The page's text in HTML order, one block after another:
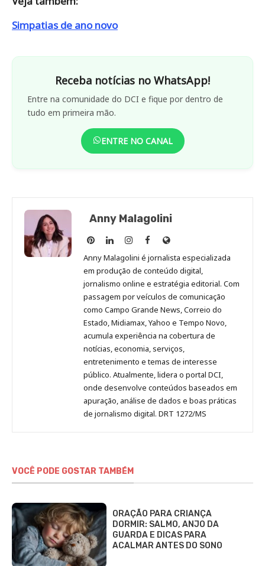
Simpatias de ano novo
Receba notícias no WhatsApp!
Entre na comunidade do DCI e fique por dentro de
tudo em primeira mão.
ENTRE NO CANAL
Anny Malagolini
Anny
Malagolini
no
Pinterest
Anny
Malagolini
no
LinkedIn
Anny
Malagolini
no
Instagram
Anny
Malagolini
no
Facebook
Site
de
Anny
Malagolini
Anny Malagolini é jornalista especializada
em produção de conteúdo digital,
jornalismo online e estratégia editorial. Com
passagem por veículos de comunicação
como Campo Grande News, Correio do
Estado, Midiamax, Yahoo e Tempo Novo,
acumula experiência na cobertura de
notícias, economia, serviços,
entretenimento e temas de interesse
público. Atualmente, lidera o portal DCI,
onde desenvolve conteúdos baseados em
apuração, análise de dados e boas práticas
de jornalismo digital. DRT 1272/MS
VOCÊ PODE GOSTAR TAMBÉM
ORAÇÃO PARA CRIANÇA
DORMIR: SALMO, ANJO DA
GUARDA E DICAS PARA
ACALMAR ANTES DO SONO